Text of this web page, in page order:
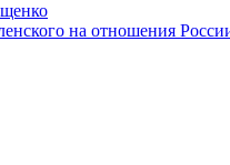
на отношения